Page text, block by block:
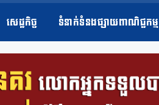
សេដ្ឋកិច្ច ទំនាក់ទំនងផ្សាយពាណិជ្ជកម្ម